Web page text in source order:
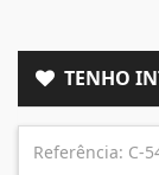
TENHO